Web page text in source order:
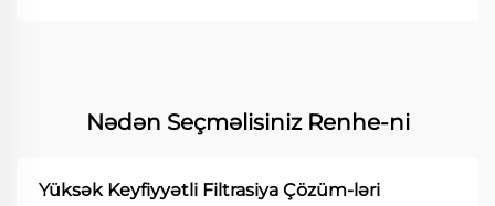
Nədən Seçməlisiniz Renhe-ni
Yüksək Keyfiyyətli Filtrasiya Çözüm-ləri